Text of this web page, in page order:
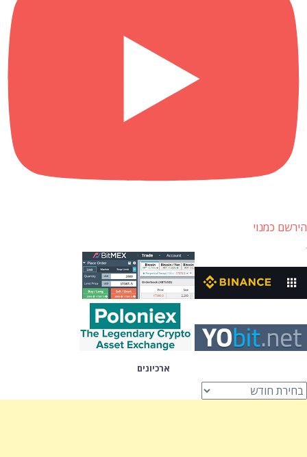
הירשם כמנוי
ארכיונים
ארכיונים